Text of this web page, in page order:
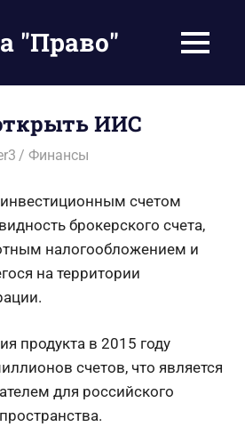
"Право" МЕНЮ
ИИС
Финансы
счетом
брокерского счета,
налогообложением и
на территории
продукта в 2015 году
счетов, что является
для российского